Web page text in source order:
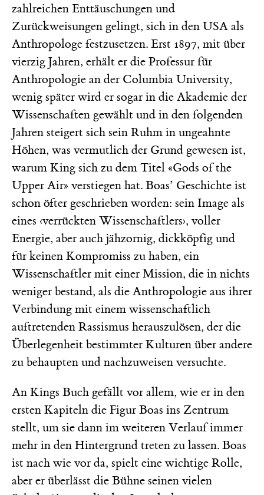
zahlreichen Enttäuschungen und
Zurückweisungen gelingt, sich in den USA als
Anthropologe festzusetzen. Erst 1897, mit über
vierzig Jahren, erhält er die Professur für
Anthropologie an der Columbia University,
wenig später wird er sogar in die Akademie der
Wissenschaften gewählt und in den folgenden
Jahren steigert sich sein Ruhm in ungeahnte
Höhen, was vermutlich der Grund gewesen ist,
warum King sich zu dem Titel «Gods of the
Upper Air» verstiegen hat. Boas’ Geschichte ist
schon öfter geschrieben worden: sein Image als
eines ‹verrückten Wissenschaftlers›, voller
Energie, aber auch jähzornig, dickköpfig und
für keinen Kompromiss zu haben, ein
Wissenschaftler mit einer Mission, die in nichts
weniger bestand, als die Anthropologie aus ihrer
Verbindung mit einem wissenschaftlich
auftretenden Rassismus herauszulösen, der die
Überlegenheit bestimmter Kulturen über andere
zu behaupten und nachzuweisen versuchte.
An Kings Buch gefällt vor allem, wie er in den
ersten Kapiteln die Figur Boas ins Zentrum
stellt, um sie dann im weiteren Verlauf immer
mehr in den Hintergrund treten zu lassen. Boas
ist nach wie vor da, spielt eine wichtige Rolle,
aber er überlässt die Bühne seinen vielen